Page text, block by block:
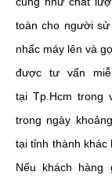
toàn cho người
nhấc máy lên và
được tư vấn
tại Tp.Hcm trong
trong ngày
tại tỉnh thành khác
Nếu khách hàng